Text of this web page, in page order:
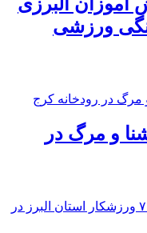
ورزشی
و مرگ در